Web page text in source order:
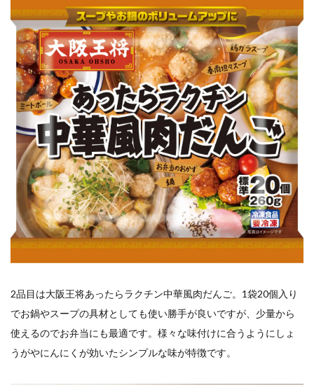
2品目は大阪王将あったらラクチン中華風肉だんご。1袋20個入り
でお鍋やスープの具材としても使い勝手が良いですが、少量から
使えるのでお弁当にも最適です。様々な味付けに合うようにしょ
うがやにんにくが効いたシンプルな味が特徴です。